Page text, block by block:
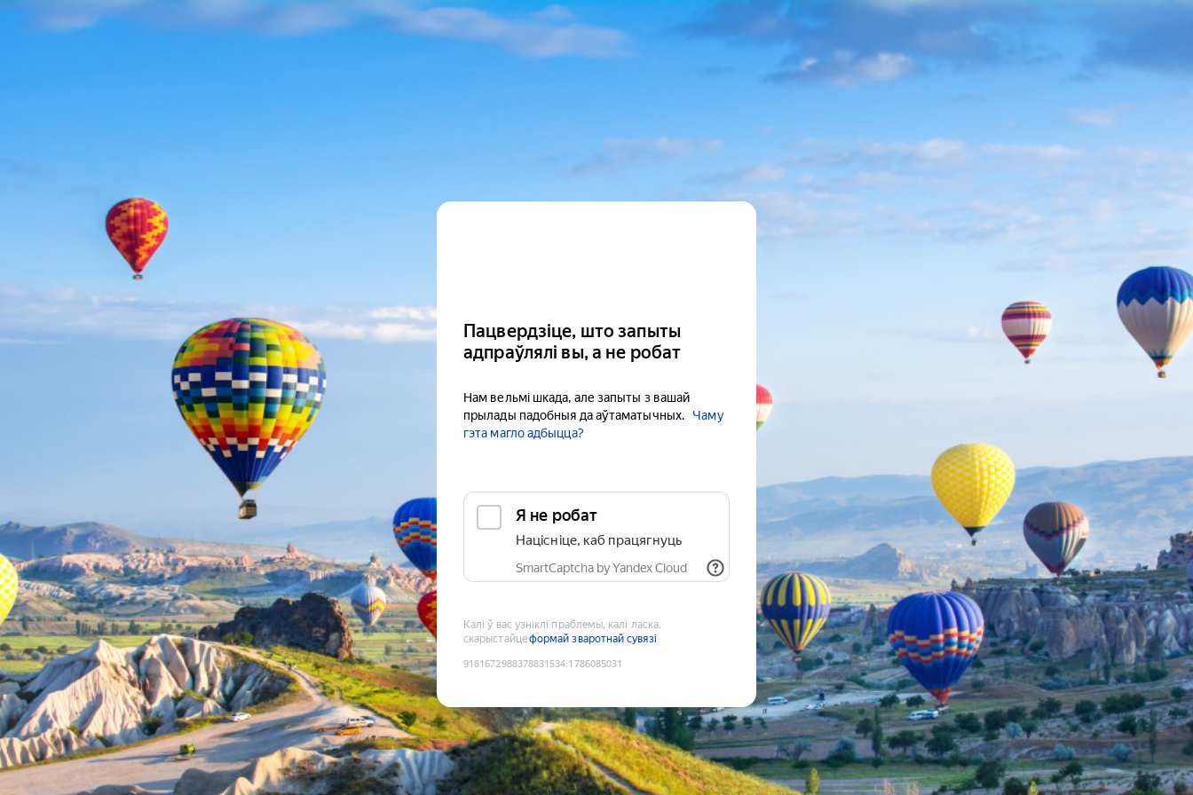
Пацвердзіце, што запыты
адпраўлялі вы, а не робат
Нам вельмі шкада, але запыты з вашай
прылады падобныя да аўтаматычных.
Чаму
гэта магло адбыцца?
Я не робат
Націсніце, каб працягнуць
SmartCaptcha by Yandex Cloud
Калі ў вас узніклі праблемы, калі ласка,
скарыстайцеформай зваротнай сувязі
9181672988378831534:1786085031